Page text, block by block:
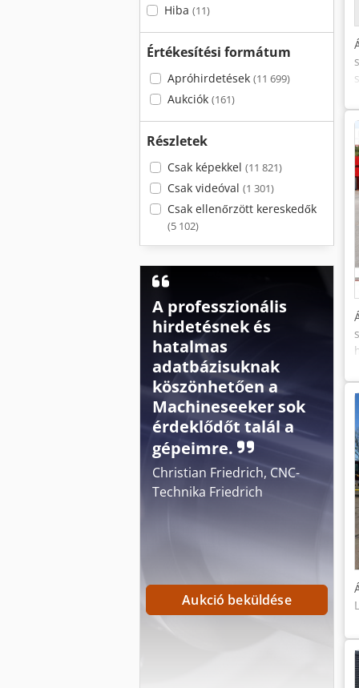
Hiba (11)
Értékesítési formátum
Apróhirdetések (11 699)
Aukciók (161)
Részletek
Csak képekkel (11 821)
Csak videóval (1 301)
Csak ellenőrzött kereskedők
(5 102)
A professzionális
hirdetésnek és
hatalmas
adatbázisuknak
köszönhetően a
Machineseeker sok
érdeklődőt talál a
gépeimre.
Christian Friedrich, CNC-
Technika Friedrich
Aukció beküldése